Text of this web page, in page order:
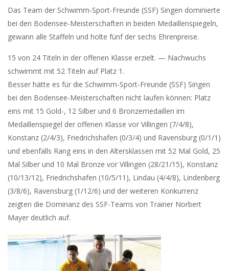
Das Team der Schwimm-Sport-Freunde (SSF) Singen dominierte
bei den Bodensee-Meisterschaften in beiden Medaillenspiegeln,
gewann alle Staffeln und holte fünf der sechs Ehrenpreise.
15 von 24 Titeln in der offenen Klasse erzielt. — Nachwuchs
schwimmt mit 52 Titeln auf Platz 1.
Besser hätte es für die Schwimm-Sport-Freunde (SSF) Singen
bei den Bodensee-Meisterschaften nicht laufen können: Platz
eins mit 15 Gold-, 12 Silber und 6 Bronzemedaillen im
Medaillenspiegel der offenen Klasse vor Villingen (7/4/8),
Konstanz (2/4/3), Friedrichshafen (0/3/4) und Ravensburg (0/1/1)
und ebenfalls Rang eins in den Altersklassen mit 52 Mal Gold, 25
Mal Silber und 10 Mal Bronze vor Villingen (28/21/15), Konstanz
(10/13/12), Friedrichshafen (10/5/11), Lindau (4/4/8), Lindenberg
(3/8/6), Ravensburg (1/12/6) und der weiteren Konkurrenz
zeigten die Dominanz des SSF-Teams von Trainer Norbert
Mayer deutlich auf.